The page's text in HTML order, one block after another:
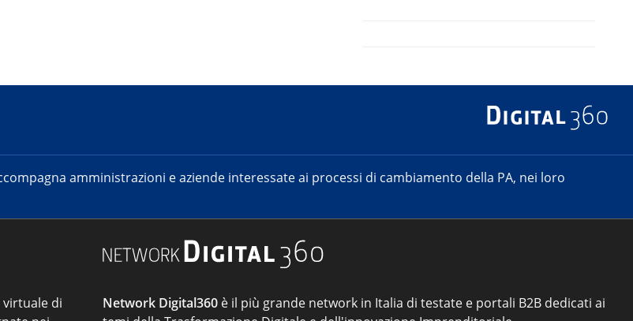
amministrazioni e aziende interessate ai processi di cambiamento della PA, nei loro
di
Network Digital360 è il più grande network in Italia di testate e portali B2B dedicati ai